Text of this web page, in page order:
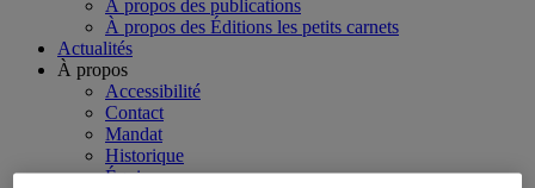
À propos des publications
À propos des Éditions les petits carnets
Actualités
À propos
Accessibilité
Contact
Mandat
Historique
Équipe